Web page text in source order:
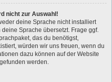
nicht zur Auswahl!
deine Sprache nicht installiert
Sprache übersetzt. Frage ggf.
das du benötigst,
würden wir uns freuen, wenn du
dazu können auf der Website
gefunden werden.